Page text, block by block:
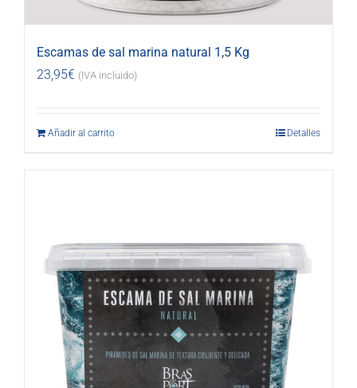
Escamas de sal marina natural 1,5 Kg
23,95€ (IVA incluido)
Añadir al carrito Detalles